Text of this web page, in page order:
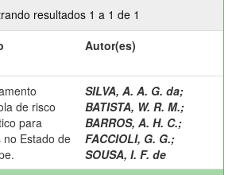
resultados 1 a 1 de 1
Autor(es)
de risco
para
no Estado de
SILVA, A. A. G. da;
BATISTA, W. R. M.;
BARROS, A. H. C.;
FACCIOLI, G. G.;
SOUSA, I. F. de